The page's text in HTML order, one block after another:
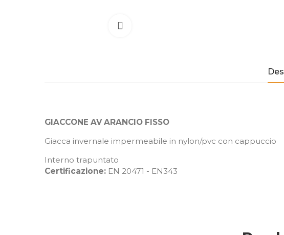
GIACCONE AV ARANCIO FISSO
Giacca invernale impermeabile in nylon/pvc con cappuccio
Interno trapuntato
Certificazione: EN 20471 - EN343